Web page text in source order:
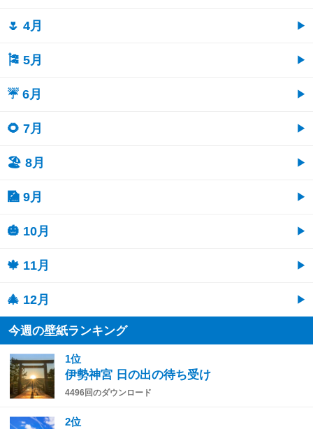
🌷 4月
🎏 5月
☔ 6月
🌻 7月
🏖 8月
🎑 9月
🎃 10月
🍁 11月
🎄 12月
今週の壁紙ランキング
1位
伊勢神宮 日の出の待ち受け
4496回のダウンロード
2位